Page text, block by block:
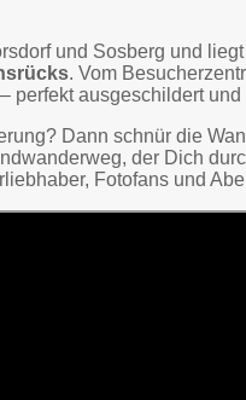
und Sosberg und
. Vom
perfekt ausgeschildert
Dann schnür die
der Dich
Fotofans und